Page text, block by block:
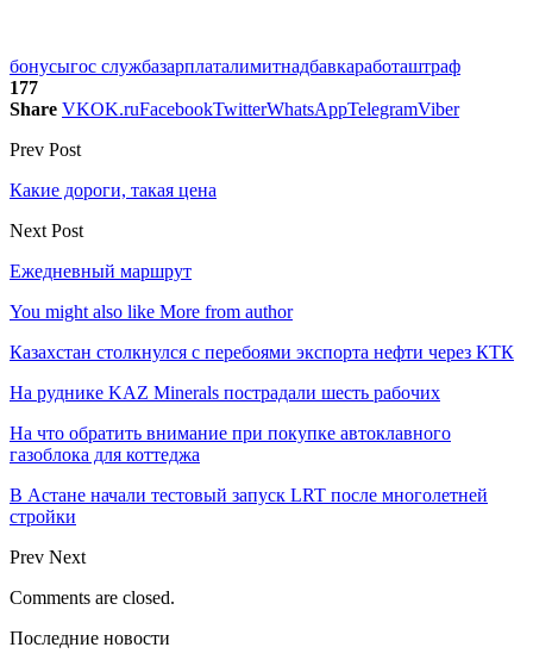
бонусыгос службазарплаталимитнадбавкаработаштраф
177
Share VKOK.ruFacebookTwitterWhatsAppTelegramViber
Prev Post
Какие дороги, такая цена
Next Post
Ежедневный маршрут
You might also like More from author
Казахстан столкнулся с перебоями экспорта нефти через КТК
На руднике KAZ Minerals пострадали шесть рабочих
На что обратить внимание при покупке автоклавного
газоблока для коттеджа
В Астане начали тестовый запуск LRT после многолетней
стройки
Prev Next
Comments are closed.
Последние новости